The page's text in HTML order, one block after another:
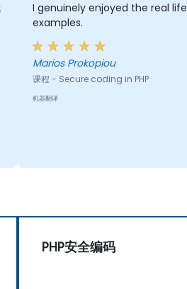
I genuinely enjoyed the real life
examples.
Marios Prokopiou
课程 - Secure coding in PHP
机器翻译
PHP安全编码